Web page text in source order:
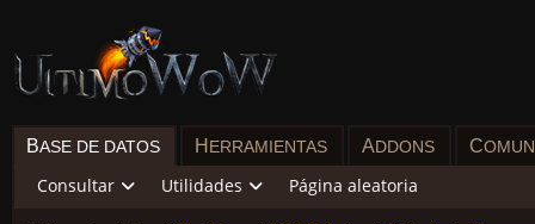
BASE DE DATOS H ERRAMIENTAS ADDONS C
Consultar Utilidades Página aleatoria